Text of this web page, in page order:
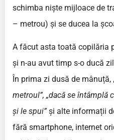
schimba niște mijloace de
– metrou) și se ducea la
A făcut asta toată copilăria
și n-au avut timp s-o ducă
În prima zi dusă de mânuță,
metroul”, „dacă se întâmplă
și le spui”și alte informații
fără smartphone, internet